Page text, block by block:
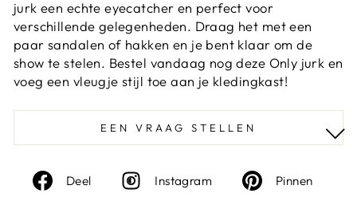
jurk een echte eyecatcher en perfect voor
verschillende gelegenheden. Draag het met een
paar sandalen of hakken en je bent klaar om de
show te stelen. Bestel vandaag nog deze Only jurk en
voeg een vleugje stijl toe aan je kledingkast!
EEN VRAAG STELLEN
Deel
Deel
Instagram InstagramPinnen